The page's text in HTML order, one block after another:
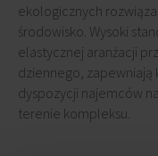
ekologicznych
środowisko. Wysoki
elastycznej aranżacji
dziennego, zapewniają
dyspozycji najemców
terenie kompleksu.